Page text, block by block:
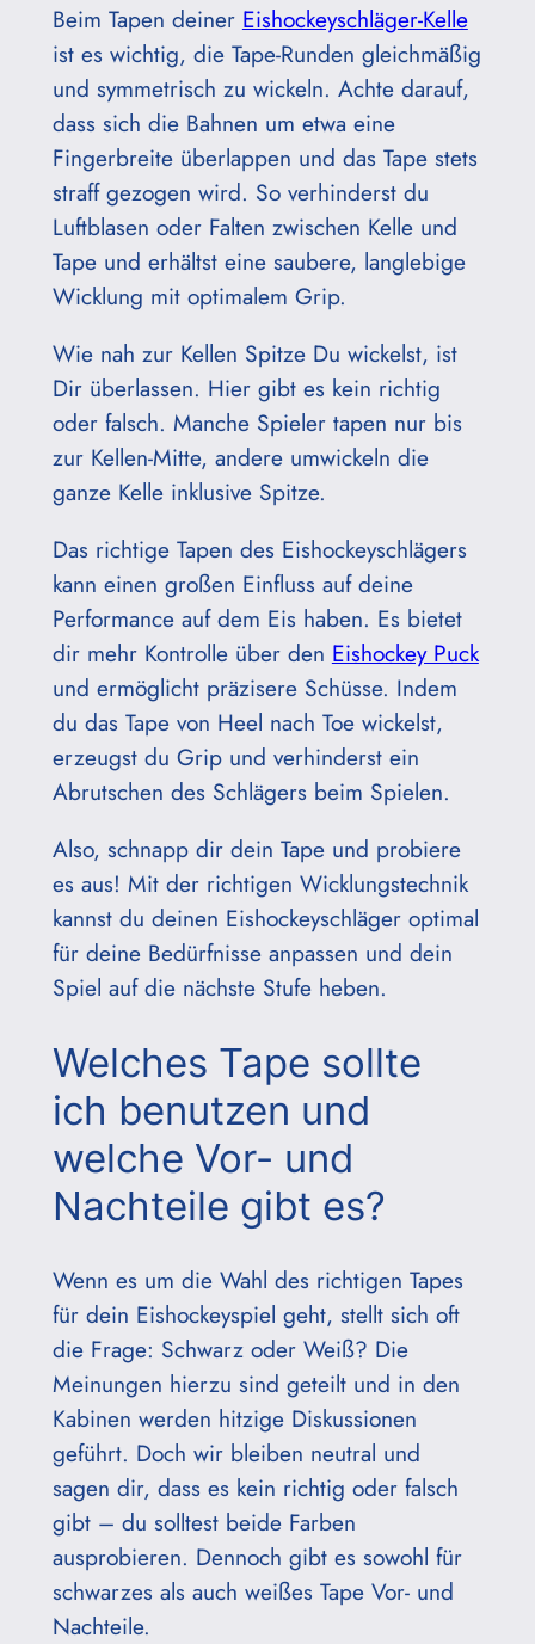
Beim Tapen deiner Eishockeyschläger-Kelle
ist es wichtig, die Tape-Runden gleichmäßig
und symmetrisch zu wickeln. Achte darauf,
dass sich die Bahnen um etwa eine
Fingerbreite überlappen und das Tape stets
straff gezogen wird. So verhinderst du
Luftblasen oder Falten zwischen Kelle und
Tape und erhältst eine saubere, langlebige
Wicklung mit optimalem Grip.
Wie nah zur Kellen Spitze Du wickelst, ist
Dir überlassen. Hier gibt es kein richtig
oder falsch. Manche Spieler tapen nur bis
zur Kellen-Mitte, andere umwickeln die
ganze Kelle inklusive Spitze.
Das richtige Tapen des Eishockeyschlägers
kann einen großen Einfluss auf deine
Performance auf dem Eis haben. Es bietet
dir mehr Kontrolle über den Eishockey Puck
und ermöglicht präzisere Schüsse. Indem
du das Tape von Heel nach Toe wickelst,
erzeugst du Grip und verhinderst ein
Abrutschen des Schlägers beim Spielen.
Also, schnapp dir dein Tape und probiere
es aus! Mit der richtigen Wicklungstechnik
kannst du deinen Eishockeyschläger optimal
für deine Bedürfnisse anpassen und dein
Spiel auf die nächste Stufe heben.
Welches Tape sollte
ich benutzen und
welche Vor- und
Nachteile gibt es?
Wenn es um die Wahl des richtigen Tapes
für dein Eishockeyspiel geht, stellt sich oft
die Frage: Schwarz oder Weiß? Die
Meinungen hierzu sind geteilt und in den
Kabinen werden hitzige Diskussionen
geführt. Doch wir bleiben neutral und
sagen dir, dass es kein richtig oder falsch
gibt – du solltest beide Farben
ausprobieren. Dennoch gibt es sowohl für
schwarzes als auch weißes Tape Vor- und
Nachteile.